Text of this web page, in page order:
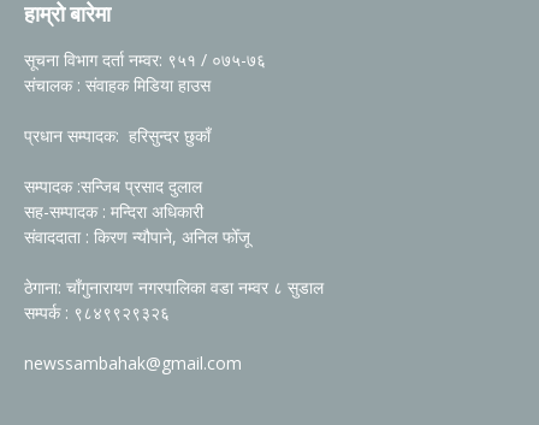
हाम्रो बारेमा
सूचना विभाग दर्ता नम्वर: ९५१ / ०७५-७६
संचालक : संवाहक मिडिया हाउस
प्रधान सम्पादक: हरिसुन्दर छुकाँ
सम्पादक :सन्जिब प्रसाद दुलाल
सह-सम्पादक : मन्दिरा अधिकारी
संवाददाता : किरण न्यौपाने, अनिल फोँजू
ठेगाना: चाँगुनारायण नगरपालिका वडा नम्वर ८ सुडाल
सम्पर्क : ९८४९९२९३२६
newssambahak@gmail.com